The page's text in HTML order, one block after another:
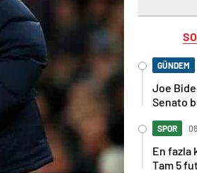
GÜNDEM
Joe
Senato
SPOR
En fazla
Tam 5